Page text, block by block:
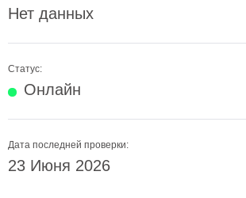
Нет данных
Статус:
Онлайн
Дата последней проверки:
23 Июня 2026